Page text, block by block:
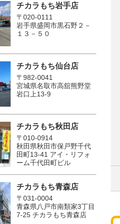
チカラもち岩手店
〒020-0111
岩手県盛岡市黒石野２－
１３－５０
チカラもち仙台店
〒982-0041
宮城県名取市高舘熊野堂
岩口上13‐9
チカラもち秋田店
〒010-0914
秋田県秋田市保戸野千代
田町13-41 アイ・リフォ
ーム千代田町ビル
チカラもち青森店
〒031-0004
青森県八戸市南類家3丁目
7-25 チカラもち青森店